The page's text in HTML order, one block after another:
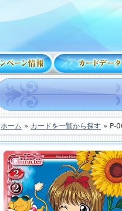
ホーム » カードを一覧から探す » P-